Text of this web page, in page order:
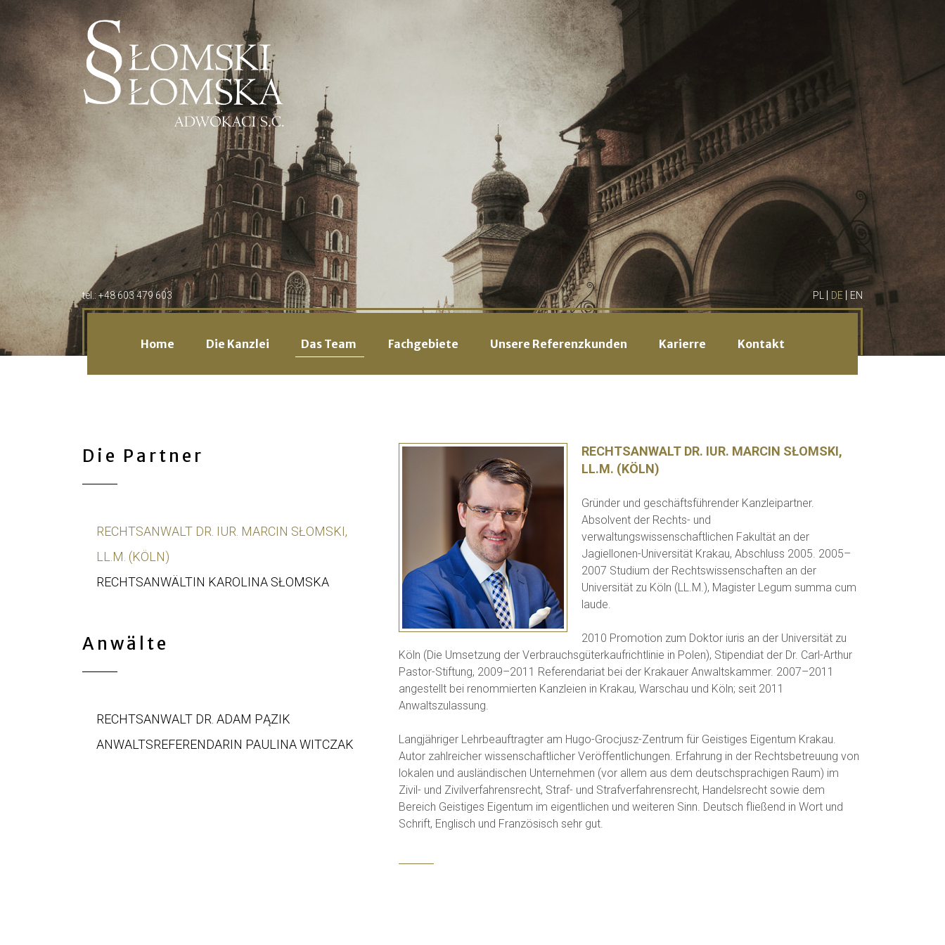
tel.: +48 603 479 603 PL | DE | EN
Home Die Kanzlei Das Team Fachgebiete Unsere Referenzkunden Karierre Kontakt
Die Partner
RECHTSANWALT DR. IUR. MARCIN SŁOMSKI,
LL.M. (KÖLN)
RECHTSANWÄLTIN KAROLINA SŁOMSKA
Anwälte
RECHTSANWALT DR. ADAM PĄZIK
ANWALTSREFERENDARIN PAULINA WITCZAK
RECHTSANWALT DR. IUR. MARCIN SŁOMSKI,
LL.M. (KÖLN)
Gründer und geschäftsführender Kanzleipartner.
Absolvent der Rechts- und
verwaltungswissenschaftlichen Fakultät an der
Jagiellonen-Universität Krakau, Abschluss 2005. 2005–
2007 Studium der Rechtswissenschaften an der
Universität zu Köln (LL.M.), Magister Legum summa cum
laude.
2010 Promotion zum Doktor iuris an der Universität zu
Köln (Die Umsetzung der Verbrauchsgüterkaufrichtlinie in Polen), Stipendiat der Dr. Carl-Arthur
Pastor-Stiftung, 2009–2011 Referendariat bei der Krakauer Anwaltskammer. 2007–2011
angestellt bei renommierten Kanzleien in Krakau, Warschau und Köln; seit 2011
Anwaltszulassung.
Langjähriger Lehrbeauftragter am Hugo-Grocjusz-Zentrum für Geistiges Eigentum Krakau.
Autor zahlreicher wissenschaftlicher Veröffentlichungen. Erfahrung in der Rechtsbetreuung von
lokalen und ausländischen Unternehmen (vor allem aus dem deutschsprachigen Raum) im
Zivil- und Zivilverfahrensrecht, Straf- und Strafverfahrensrecht, Handelsrecht sowie dem
Bereich Geistiges Eigentum im eigentlichen und weiteren Sinn. Deutsch fließend in Wort und
Schrift, Englisch und Französisch sehr gut.